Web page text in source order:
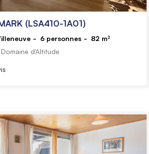
(LSA410-1A01)
6 personnes 82 m²
d'Altitude